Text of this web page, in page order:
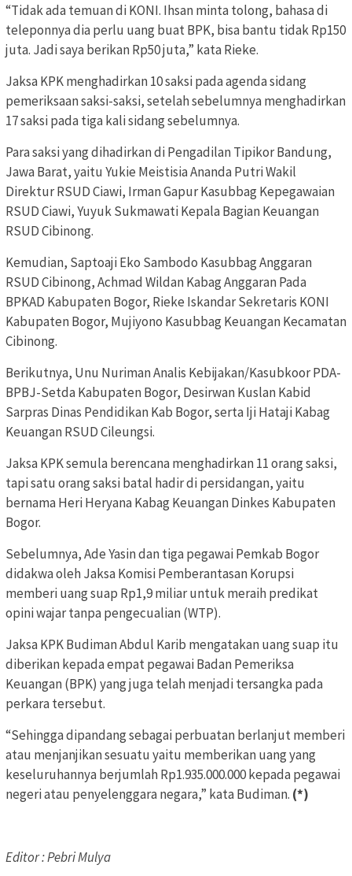
“Tidak ada temuan di KONI. Ihsan minta tolong, bahasa di
teleponnya dia perlu uang buat BPK, bisa bantu tidak Rp150
juta. Jadi saya berikan Rp50 juta,” kata Rieke.
Jaksa KPK menghadirkan 10 saksi pada agenda sidang
pemeriksaan saksi-saksi, setelah sebelumnya menghadirkan
17 saksi pada tiga kali sidang sebelumnya.
Para saksi yang dihadirkan di Pengadilan Tipikor Bandung,
Jawa Barat, yaitu Yukie Meistisia Ananda Putri Wakil
Direktur RSUD Ciawi, Irman Gapur Kasubbag Kepegawaian
RSUD Ciawi, Yuyuk Sukmawati Kepala Bagian Keuangan
RSUD Cibinong.
Kemudian, Saptoaji Eko Sambodo Kasubbag Anggaran
RSUD Cibinong, Achmad Wildan Kabag Anggaran Pada
BPKAD Kabupaten Bogor, Rieke Iskandar Sekretaris KONI
Kabupaten Bogor, Mujiyono Kasubbag Keuangan Kecamatan
Cibinong.
Berikutnya, Unu Nuriman Analis Kebijakan/Kasubkoor PDA-
BPBJ-Setda Kabupaten Bogor, Desirwan Kuslan Kabid
Sarpras Dinas Pendidikan Kab Bogor, serta Iji Hataji Kabag
Keuangan RSUD Cileungsi.
Jaksa KPK semula berencana menghadirkan 11 orang saksi,
tapi satu orang saksi batal hadir di persidangan, yaitu
bernama Heri Heryana Kabag Keuangan Dinkes Kabupaten
Bogor.
Sebelumnya, Ade Yasin dan tiga pegawai Pemkab Bogor
didakwa oleh Jaksa Komisi Pemberantasan Korupsi
memberi uang suap Rp1,9 miliar untuk meraih predikat
opini wajar tanpa pengecualian (WTP).
Jaksa KPK Budiman Abdul Karib mengatakan uang suap itu
diberikan kepada empat pegawai Badan Pemeriksa
Keuangan (BPK) yang juga telah menjadi tersangka pada
perkara tersebut.
“Sehingga dipandang sebagai perbuatan berlanjut memberi
atau menjanjikan sesuatu yaitu memberikan uang yang
keseluruhannya berjumlah Rp1.935.000.000 kepada pegawai
negeri atau penyelenggara negara,” kata Budiman. (*)
Editor : Pebri Mulya